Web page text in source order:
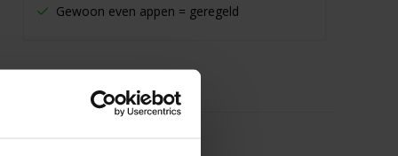
Gewoon even appen = geregeld